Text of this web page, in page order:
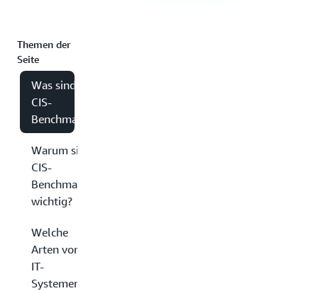
Themen der
Seite
Was sind
CIS-
Benchmarks?
Warum sind
CIS-
Benchmarks
wichtig?
Welche
Arten von
IT-
Systemen